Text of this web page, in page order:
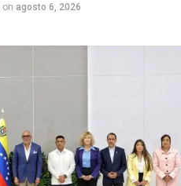
on agosto 6, 2026